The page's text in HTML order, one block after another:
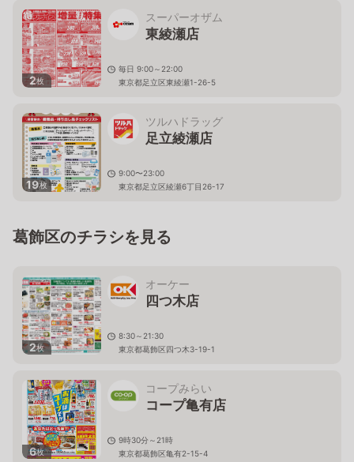
2枚
スーパーオザム
東綾瀬店
毎日 9:00～22:00
東京都足立区東綾瀬1-26-5
19枚
ツルハドラッグ
足立綾瀬店
9:00〜23:00
東京都足立区綾瀬6丁目26-17
葛飾区のチラシを見る
2枚
オーケー
四つ木店
8:30～21:30
東京都葛飾区四つ木3-19-1
6枚
コープみらい
コープ亀有店
9時30分～21時
東京都葛飾区亀有2-15-4